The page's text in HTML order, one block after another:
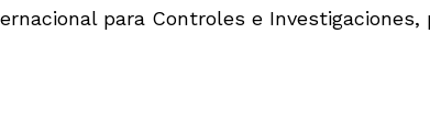
para Controles e Investigaciones,